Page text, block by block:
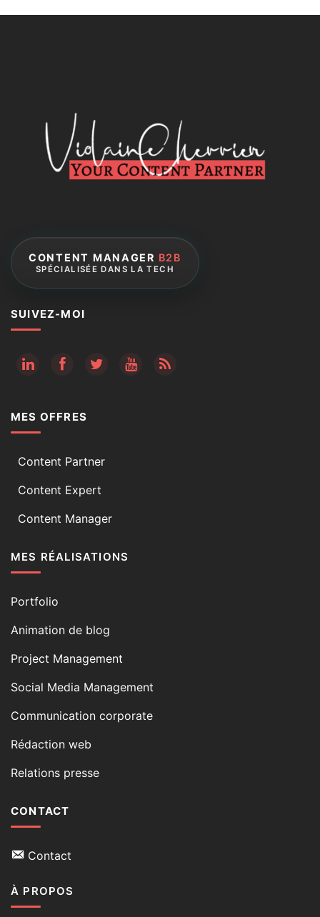
CONTENT MANAGER B2B
SPÉCIALISÉE DANS LA TECH
SUIVEZ-MOI
RSS
MES OFFRES
Content Partner
Content Expert
Content Manager
MES RÉALISATIONS
Portfolio
Animation de blog
Project Management
Social Media Management
Communication corporate
Rédaction web
Relations presse
CONTACT
Contact
À PROPOS